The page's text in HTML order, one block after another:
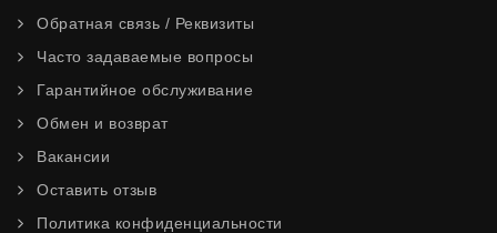
Обратная связь / Реквизиты
Часто задаваемые вопросы
Гарантийное обслуживание
Обмен и возврат
Вакансии
Оставить отзыв
Политика конфиденциальности